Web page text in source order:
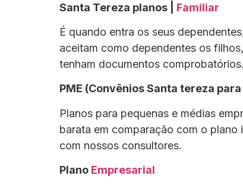
Santa Tereza planos | Familiar
É quando entra os seus
aceitam como dependentes os
tenham documentos comprobatórios.
PME (Convênios Santa tereza
Planos para pequenas e médias
barata em comparação com o
com nossos consultores.
Plano Empresarial